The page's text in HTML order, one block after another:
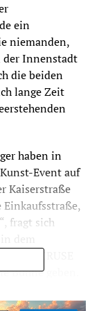
ein
niemanden,
der Innenstadt
die beiden
lange Zeit
haben in
Event auf
Kaiserstraße
fragt sich
CRUSE
Bühne geben.
„Wir